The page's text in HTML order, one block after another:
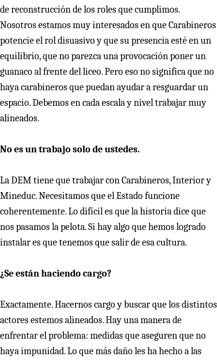
de reconstrucción de los roles que cumplimos.
Nosotros estamos muy interesados en que Carabineros
potencie el rol disuasivo y que su presencia esté en un
equilibrio, que no parezca una provocación poner un
guanaco al frente del liceo. Pero eso no significa que no
haya carabineros que puedan ayudar a resguardar un
espacio. Debemos en cada escala y nivel trabajar muy
alineados.
No es un trabajo solo de ustedes.
La DEM tiene que trabajar con Carabineros, Interior y
Mineduc. Necesitamos que el Estado funcione
coherentemente. Lo difícil es que la historia dice que
nos pasamos la pelota. Si hay algo que hemos logrado
instalar es que tenemos que salir de esa cultura.
¿Se están haciendo cargo?
Exactamente. Hacernos cargo y buscar que los distintos
actores estemos alineados. Hay una manera de
enfrentar el problema: medidas que aseguren que no
haya impunidad. Lo que más daño les ha hecho a las